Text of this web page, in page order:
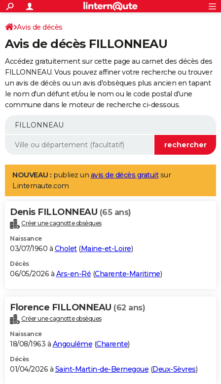
ACTUALITÉS
Politique
Société
Faits Divers
Education
Monde
Villes
+
SPORT
Coupe du monde 2026
Football
Tennis
Cyclisme
Rugby
Forum
Programme TV
TNT
Streaming
Cinéma
Sorties cinéma
Musique
+
FINANCE
Impôts
Immobilier
Risques naturels par ville
Banque
Assurance
Crédit
AUTO
Essais
Réserver un essai
Citadines
Berlines
SUV
Forum auto
+
Mobiles
Meilleur smartphone
Internet
Ordinateurs
Jeux vidéo
Guide high-tech
Aménagement intérieur
LIFESTYLE
Art de vivre
Bien-être
Loisirs
Mode
Modes de vie
Alimentation
Guide de la santé
Maladies
Médicaments
Sommeil
VOYAGE
Destinations
City break
Voyage nature
Voyage de noces
Forum
Climat
+PHOTO
GUIDES D'ACHAT
BONS PLANS
Carte de Noël
Carte Bonne année
Carte Saint-Valentin
Carte Pâques
Carte d'anniversaire
DICTIONNAIRE
Dictionnaire
Biographies
Citations
Expressions
Proverbes
PROGRAMME TV
S'inscrire
Se connecter
Lycées
Collèges
Primaires
Universités
Entreprises
Service militaire
Avis de recherche
AVIS DE DÉCÈS
Avis de décès
Avis de décès FILLONNEAU
Accédez gratuitement sur cette page au carnet des décès des
FILLONNEAU. Vous pouvez affiner votre recherche ou trouver
un avis de décès ou un avis d'obsèques plus ancien en tapant
le nom d'un défunt et/ou le nom ou le code postal d'une
commune dans le moteur de recherche ci-dessous.
NOUVEAU : publiez un avis de décès gratuitsur
Linternaute.com
Denis FILLONNEAU (65 ans)
Créer une cagnotte obsèques
Naissance
03/07/1960 à Cholet(Maine-et-Loire)
Décès
06/05/2026 à Ars-en-Ré (Charente-Maritime)
Florence FILLONNEAU (62 ans)
Créer une cagnotte obsèques
Naissance
18/08/1963 à Angoulême (Charente)
Décès
01/04/2026 à Saint-Martin-de-Bernegoue (Deux-Sèvres)